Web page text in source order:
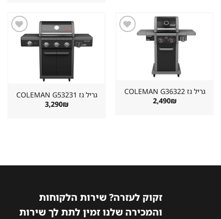
גריל גז ⁦COLEMAN G36322⁩
2,490
שמור
מוצר
גריל גז ⁦COLEMAN G53231⁩
3,290
זקוק לעזרה? שירות הלקוחות
והמכירה שלנו זמין לתת לך שירות